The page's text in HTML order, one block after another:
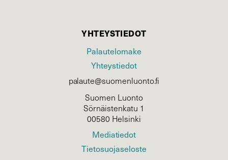
YHTEYSTIEDOT
Palautelomake
Yhteystiedot
palaute@suomenluonto.fi
Suomen Luonto
Sörnäistenkatu 1
00580 Helsinki
Mediatiedot
Tietosuojaseloste